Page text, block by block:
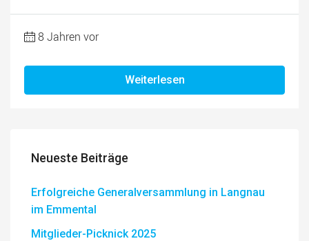
8 Jahren vor
Weiterlesen
Neueste Beiträge
Erfolgreiche Generalversammlung in Langnau
im Emmental
Mitglieder-Picknick 2025